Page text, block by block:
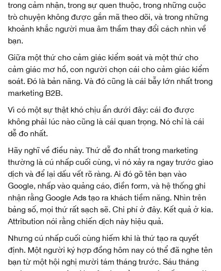
trong cảm nhận, trong sự quen thuộc, trong những cuộc
trò chuyện không được gắn mã theo dõi, và trong những
khoảnh khắc người mua âm thầm thay đổi cách nhìn về
bạn.
Giữa một thứ cho cảm giác kiểm soát và một thứ cho
cảm giác mơ hồ, con người chọn cái cho cảm giác kiểm
soát. Đó là bản năng. Và đó cũng là cái bẫy lớn nhất trong
marketing B2B.
Vì có một sự thật khó chịu ẩn dưới đây: cái đo được
không phải lúc nào cũng là cái quan trọng. Nó chỉ là cái
dễ đo nhất.
Hãy nghĩ về điều này. Thứ dễ đo nhất trong marketing
thường là cú nhấp cuối cùng, vì nó xảy ra ngay trước giao
dịch và để lại dấu vết rõ ràng. Ai đó gõ tên bạn vào
Google, nhấp vào quảng cáo, điền form, và hệ thống ghi
nhận rằng Google Ads tạo ra khách tiềm năng. Nhìn trên
bảng số, mọi thứ rất sạch sẽ. Chi phí ở đây. Kết quả ở kia.
Attribution nói rằng chiến dịch này hiệu quả.
Nhưng cú nhấp cuối cùng hiếm khi là thứ tạo ra quyết
định. Một người ký hợp đồng hôm nay có thể đã nghe tên
bạn từ một hội nghị mười tám tháng trước. Sáu tháng